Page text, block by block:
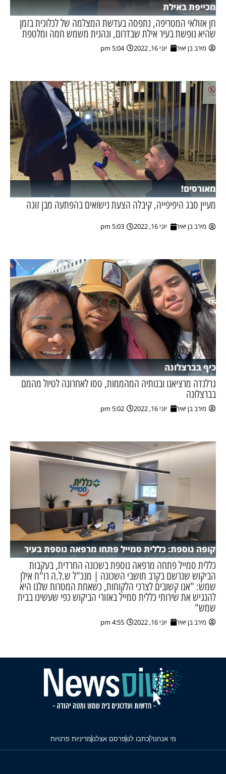
מכייפת באילת
חן אזולאי המטריפה, נתפסה בעדשת המצלמה של לכלוכית בזמן
שהיא נופשת בעיר אילת שבדרום, ונהנית משמש חמה ומלטפת
מירב בן יאיר יוני 16, 2022 5:04 pm
מאורסים!
מעיין סבג היפיפייה, קיבלה הצעת נישואים בהפתעה מבן זוגה
מירב בן יאיר יוני 16, 2022 5:03 pm
כיף בברצלונה
גרלנדה מרציאנו ובנותיה המהממות, טסו לאחרונה לטיול מהמם
בברצלונה
מירב בן יאיר יוני 16, 2022 5:02 pm
קופה נוספת: כללית סמייל פתחו מרפאה נוספת בעיר
כללית סמייל פתחה מרפאה נוספת בשכונה החרדית, בעקבות
הביקוש שנרשם בקרב תושבי השכונה | מנכ"ל ש.ל.ה רו"ח אילן
שמש: "אנו קשובים לצרכי הלקוחות, כשאחת המטרות שלנו היא
להנגיש את שירותי כללית סמייל באזורי הביקוש כפי שעשינו בבית
שמש"
מירב בן יאיר יוני 16, 2022 4:55 pm
מי אנחנו?כתבו לנופרסם אצלנומדיניות פרטיות